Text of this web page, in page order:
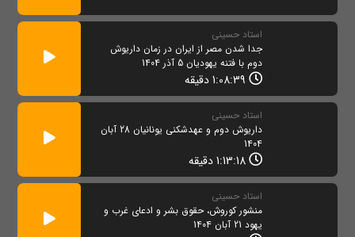
استاد حسینی
جدا شدن مصر از ایران در زمان داریوش
دوم با فتنه یهودیان 5 آذر 1404
استاد حسینی
داریوش دوم و عهدشکنی یونانیان 28 آبان
1404
استاد حسینی
منشور کوروش، حقوق بشر و ادعای غرب و
یهود 21 آبان 1404